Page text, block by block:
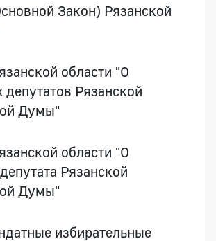
Закон) Рязанской
области "О
депутатов Рязанской
Думы"
области "О
Рязанской
Думы"
избирательные